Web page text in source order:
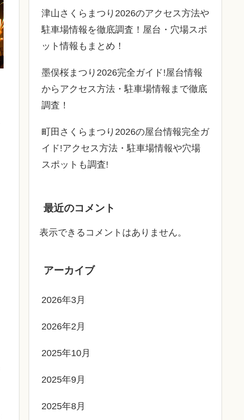
津山さくらまつり2026のアクセス方法や
駐車場情報を徹底調査！屋台・穴場スポ
ット情報もまとめ！
墨俣桜まつり2026完全ガイド!屋台情報
からアクセス方法・駐車場情報まで徹底
調査！
町田さくらまつり2026の屋台情報完全ガ
イド!アクセス方法・駐車場情報や穴場
スポットも調査!
最近のコメント
表示できるコメントはありません。
アーカイブ
2026年3月
2026年2月
2025年10月
2025年9月
2025年8月